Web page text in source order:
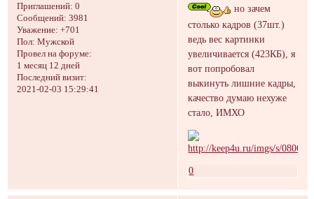
Приглашений: 0
Сообщений: 3981
Уважение: +701
Пол: Мужской
Провел на форуме:
1 месяц 12 дней
Последний визит:
2021-02-03 15:29:41
но зачем
столько кадров (37шт.)
ведь вес картинки
увеличивается (423КБ), я
вот попробовал
выкинуть лишние кадры,
качество думаю нехуже
стало, ИМХО
0